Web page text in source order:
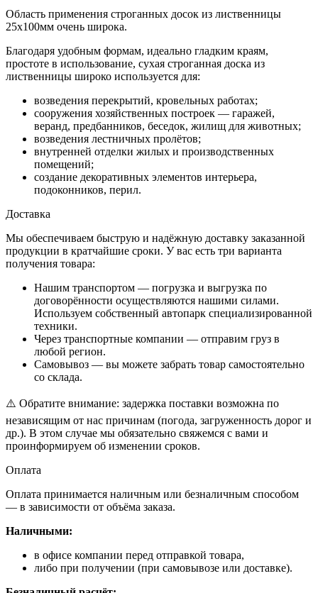
Область применения строганных досок из лиственницы
25х100мм очень широка.
Благодаря удобным формам, идеально гладким краям,
простоте в использование, сухая строганная доска из
лиственницы широко используется для:
возведения перекрытий, кровельных работах;
сооружения хозяйственных построек — гаражей,
веранд, предбанников, беседок, жилищ для животных;
возведения лестничных пролётов;
внутренней отделки жилых и производственных
помещений;
создание декоративных элементов интерьера,
подоконников, перил.
Доставка
Мы обеспечиваем быструю и надёжную доставку заказанной
продукции в кратчайшие сроки. У вас есть три варианта
получения товара:
Нашим транспортом — погрузка и выгрузка по
договорённости осуществляются нашими силами.
Используем собственный автопарк специализированной
техники.
Через транспортные компании — отправим груз в
любой регион.
Самовывоз — вы можете забрать товар самостоятельно
со склада.
⚠️ Обратите внимание: задержка поставки возможна по
независящим от нас причинам (погода, загруженность дорог и
др.). В этом случае мы обязательно свяжемся с вами и
проинформируем об изменении сроков.
Оплата
Оплата принимается наличным или безналичным способом
— в зависимости от объёма заказа.
Наличными:
в офисе компании перед отправкой товара,
либо при получении (при самовывозе или доставке).